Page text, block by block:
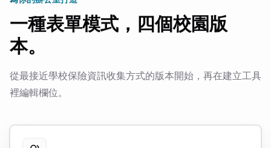
一種表單模式，四個校園版
本。
從最接近學校保險資訊收集方式的版本開始，再在建立工具
裡編輯欄位。